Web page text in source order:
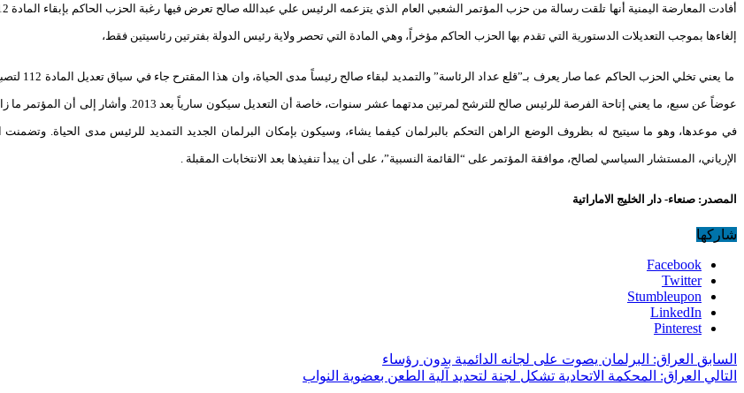
إلغاءها بموجب التعديلات الدستورية التي تقدم بها الحزب الحاكم مؤخراً، وهي المادة التي تحصر ولاية رئيس الدولة بفترتين رئاسيتين فقط،
عوضاً عن سبع، ما يعني إتاحة الفرصة للرئيس صالح للترشح لمرتين مدتهما عشر سنوات،
في موعدها، وهو ما سيتيح له بظروف الوضع الراهن التحكم بالبرلمان كيفما يشاء، وسيكون بإمكان البرلمان الجديد التمديد للرئيس مدى الحياة. وتضمنت
الإرياني، المستشار السياسي لصالح، موافقة المؤتمر على “القائمة النسبية”، على أن يبدأ تنفيذها بعد الانتخابات المقبلة .
المصدر: صنعاء- دار الخليج الاماراتية
شاركها
Facebook
Twitter
Stumbleupon
LinkedIn
Pinterest
السابق العراق: البرلمان يصوت على لجانه الدائمية بدون رؤساء
التالي العراق: المحكمة الاتحادية تشكل لجنة لتحديد آلية الطعن بعضوية النواب